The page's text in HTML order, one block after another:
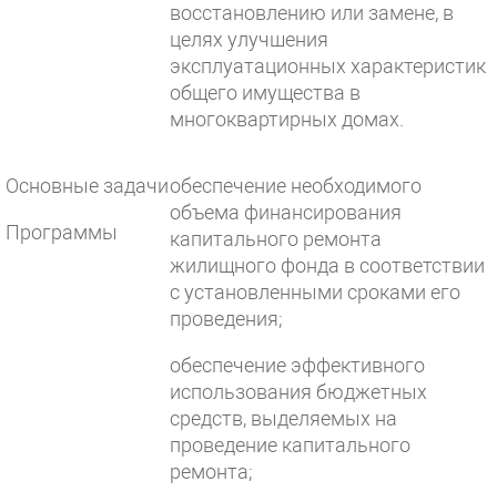
восстановлению или замене, в
целях улучшения
эксплуатационных характеристик
общего имущества в
многоквартирных домах.
Основные задачи
Программы
обеспечение необходимого
объема финансирования
капитального ремонта
жилищного фонда в соответствии
с установленными сроками его
проведения;
обеспечение эффективного
использования бюджетных
средств, выделяемых на
проведение капитального
ремонта;